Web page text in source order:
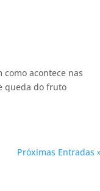
acontece nas
queda do fruto
Próximas Entradas